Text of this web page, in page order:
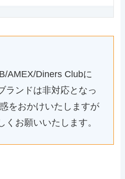
AMEX/Diners Clubに
ランドは非対応となっ
をおかけいたしますが
くお願いいたします。